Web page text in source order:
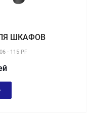
ШКАФОВ
- 115 PF